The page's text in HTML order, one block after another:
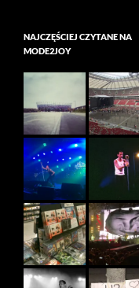
NAJCZĘŚCIEJ CZYTANE NA
MODE2JOY